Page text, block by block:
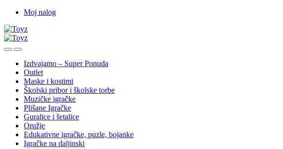
Skip
navigation
Skip
content
Moj nalog
Izdvajamo – Super Ponuda
Outlet
Maske i kostimi
Školski pribor i školske torbe
Muzičke igračke
Plišane Igračke
Guralice i šetalice
Oružje
Edukativne igračke, puzle, bojanke
Igračke na daljinski